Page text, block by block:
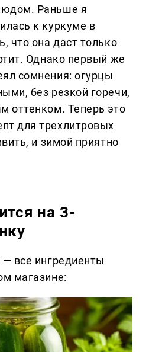
Раньше я
к куркуме в
что она даст только
Однако первый же
сомнения: огурцы
без резкой горечи,
оттенком. Теперь это
для трехлитровых
и зимой приятно
на 3-
все ингредиенты
магазине: